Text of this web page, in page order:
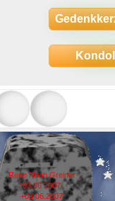
Rene Noah Greiner
*03.06.2007-
+03.06.2007